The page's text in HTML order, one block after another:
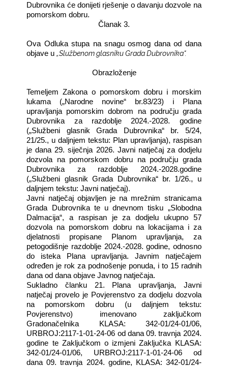
Dubrovnika će donijeti rješenje o davanju dozvole na
pomorskom dobru.
Članak 3.
Ova Odluka stupa na snagu osmog dana od dana
objave u „Službenom glasniku Grada Dubrovnika“.
Obrazloženje
Temeljem Zakona o pomorskom dobru i morskim
lukama („Narodne novine“ br.83/23) i Plana
upravljanja pomorskim dobrom na području grada
Dubrovnika za razdoblje 2024.-2028. godine
(„Službeni glasnik Grada Dubrovnika“ br. 5/24,
21/25., u daljnjem tekstu: Plan upravljanja), raspisan
je dana 29. siječnja 2026. Javni natječaj za dodjelu
dozvola na pomorskom dobru na području grada
Dubrovnika za razdoblje 2024.-2028.godine
(„Službeni glasnik Grada Dubrovnika“ br. 1/26., u
daljnjem tekstu: Javni natječaj).
Javni natječaj objavljen je na mrežnim stranicama
Grada Dubrovnika te u dnevnom tisku „Slobodna
Dalmacija“, a raspisan je za dodjelu ukupno 57
dozvola na pomorskom dobru na lokacijama i za
djelatnosti propisane Planom upravljanja, za
petogodišnje razdoblje 2024.-2028. godine, odnosno
do isteka Plana upravljanja. Javnim natječajem
određen je rok za podnošenje ponuda, i to 15 radnih
dana od dana objave Javnog natječaja.
Sukladno članku 21. Plana upravljanja, Javni
natječaj provelo je Povjerenstvo za dodjelu dozvola
na pomorskom dobru (u daljnjem tekstu:
Povjerenstvo) imenovano zaključkom
Gradonačelnika KLASA: 342-01/24-01/06,
URBROJ:2117-1-01-24-06 od dana 09. travnja 2024.
godine te Zaključkom o izmjeni Zaključka KLASA:
342-01/24-01/06, URBROJ:2117-1-01-24-06 od
dana 09. travnja 2024. godine, KLASA: 342-01/24-